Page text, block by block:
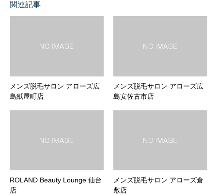
関連記事
メンズ脱毛サロン アローズ広
島紙屋町店
メンズ脱毛サロン アローズ広
島安佐古市店
ROLAND Beauty Lounge 仙台
店
メンズ脱毛サロン アローズ倉
敷店